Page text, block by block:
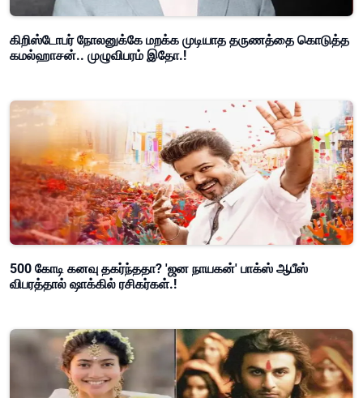
கிறிஸ்டோபர் நோலனுக்கே மறக்க முடியாத தருணத்தை கொடுத்த
கமல்ஹாசன்.. முழுவிபரம் இதோ.!
500 கோடி கனவு தகர்ந்ததா? 'ஜன நாயகன்' பாக்ஸ் ஆபீஸ்
விபரத்தால் ஷாக்கில் ரசிகர்கள்.!